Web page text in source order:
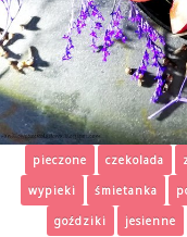
pieczone czekolada
wypieki
śmietanka
goździki
jesienne